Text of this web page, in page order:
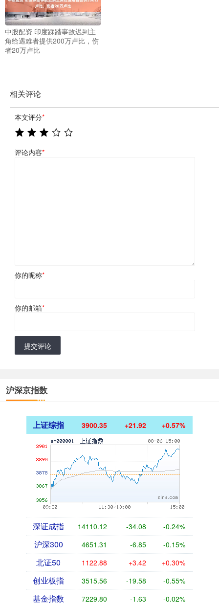
中股配资 印度踩踏事故迟到主
角给遇难者提供200万卢比，伤
者20万卢比
相关评论
本文评分*
评论内容*
你的昵称*
你的邮箱*
提交评论
沪深京指数
上证综指 3900.35 +21.92 +0.57%
深证成指 14110.12 -34.08 -0.24%
沪深300 4651.31 -6.85 -0.15%
北证50 1122.88 +3.42 +0.30%
创业板指 3515.56 -19.58 -0.55%
基金指数 7229.80 -1.63 -0.02%